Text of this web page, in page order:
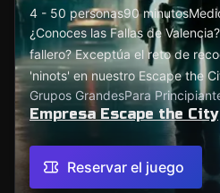
4 - 50 personas90 minutos
¿Conoces las Fallas de
fallero? Exceptúa el reto de
'ninots' en nuestro Escape the
Grupos GrandesPara
Empresa Escape the City
Reservar el juego